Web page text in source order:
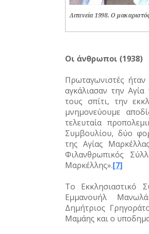
Λιτανεία 1998. Ο
Οι άνθρωποι (1938)
Πρωταγωνιστές ήταν
αγκάλιασαν την
τους σπίτι, την
μνημονεύουμε
τελευταία
Συμβουλίου, δύο
της Αγίας
Φιλανθρωπικός
Μαρκέλλης».[7]
Το Εκκλησιαστικό
Εμμανουήλ
Δημήτριος
Μαμάης και ο